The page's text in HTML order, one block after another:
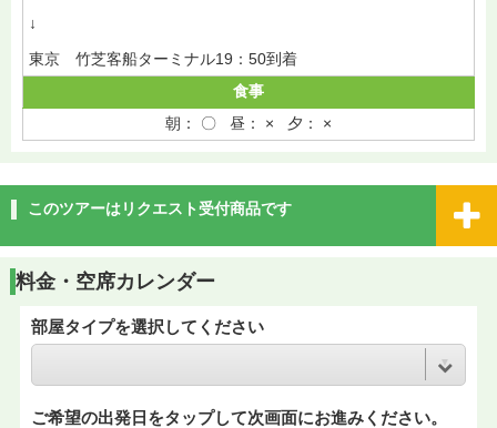
↓
東京 竹芝客船ターミナル19：50到着
食事
朝： 〇 昼： × 夕： ×
このツアーはリクエスト受付商品です
料金・空席カレンダー
部屋タイプを選択してください
ご希望の出発日をタップして次画面にお進みください。